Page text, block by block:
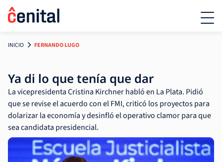
INICIO FERNANDO LUGO
Ya di lo que tenía que dar
La vicepresidenta Cristina Kirchner habló en La Plata. Pidió
que se revise el acuerdo con el FMI, criticó los proyectos para
dolarizar la economía y desinfló el operativo clamor para que
sea candidata presidencial.